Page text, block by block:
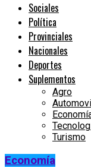
Sociales
Política
Provinciales
Nacionales
Deportes
Suplementos
Agro
Turismo
Economía